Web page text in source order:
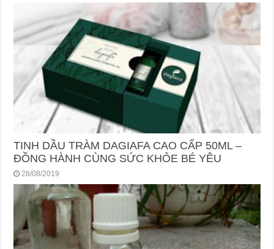
TINH DẦU TRÀM DAGIAFA CAO CẤP 50ML –
ĐỒNG HÀNH CÙNG SỨC KHỎE BÉ YÊU
28/08/2019